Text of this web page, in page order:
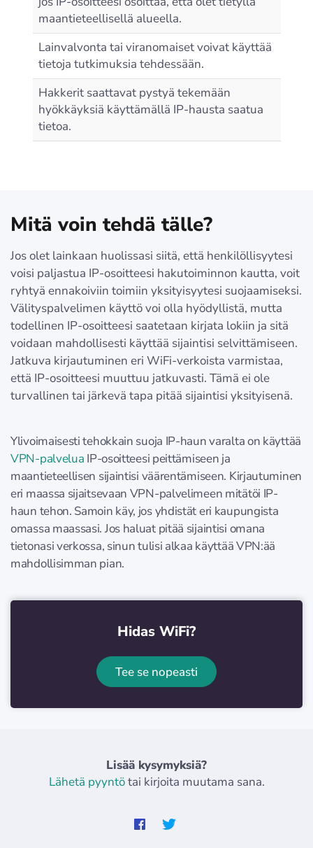
maantieteellisellä alueella.
Lainvalvonta tai viranomaiset voivat käyttää
tietoja tutkimuksia tehdessään.
Hakkerit saattavat pystyä tekemään
hyökkäyksiä käyttämällä IP-hausta saatua
tietoa.
Mitä voin tehdä tälle?
Jos olet lainkaan huolissasi siitä, että henkilöllisyytesi
voisi paljastua IP-osoitteesi hakutoiminnon kautta, voit
ryhtyä ennakoiviin toimiin yksityisyytesi suojaamiseksi.
Välityspalvelimen käyttö voi olla hyödyllistä, mutta
todellinen IP-osoitteesi saatetaan kirjata lokiin ja sitä
voidaan mahdollisesti käyttää sijaintisi selvittämiseen.
Jatkuva kirjautuminen eri WiFi-verkoista varmistaa,
että IP-osoitteesi muuttuu jatkuvasti. Tämä ei ole
turvallinen tai järkevä tapa pitää sijaintisi yksityisenä.
Ylivoimaisesti tehokkain suoja IP-haun varalta on käyttää
VPN-palvelua IP-osoitteesi peittämiseen ja
maantieteellisen sijaintisi väärentämiseen. Kirjautuminen
eri maassa sijaitsevaan VPN-palvelimeen mitätöi IP-
haun tehon. Samoin käy, jos yhdistät eri kaupungista
omassa maassasi. Jos haluat pitää sijaintisi omana
tietonasi verkossa, sinun tulisi alkaa käyttää VPN:ää
mahdollisimman pian.
Hidas WiFi?
Tee se nopeasti
Lisää kysymyksiä?
Lähetä pyyntötai kirjoita muutama sana.